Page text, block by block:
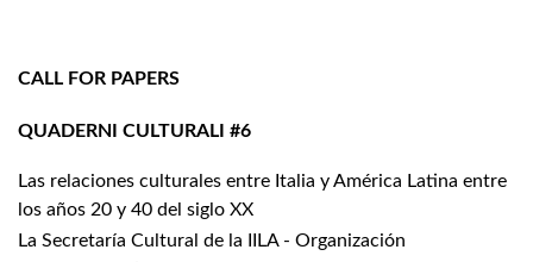
CALL FOR PAPERS
QUADERNI CULTURALI #6
Las relaciones culturales entre Italia y América Latina entre
los años 20 y 40 del siglo XX
La Secretaría Cultural de la IILA - Organización